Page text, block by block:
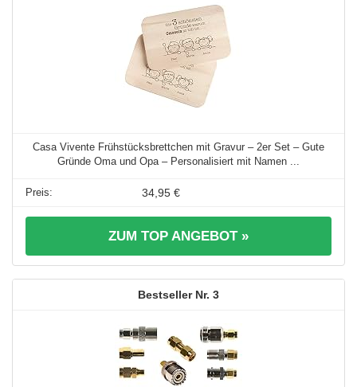
Casa Vivente Frühstücksbrettchen mit Gravur – 2er Set – Gute
Gründe Oma und Opa – Personalisiert mit Namen ...
34,95 €
ZUM TOP ANGEBOT »
3